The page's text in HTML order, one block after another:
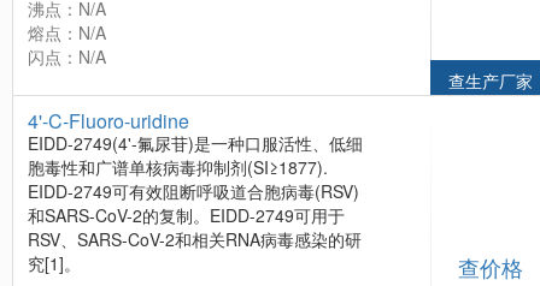
沸点：N/A
熔点：N/A
闪点：N/A
查生产厂家
4'-C-Fluoro-uridine
EIDD-2749(4'-氟尿苷)是一种口服活性、低细
胞毒性和广谱单核病毒抑制剂(SI≥1877).
EIDD-2749可有效阻断呼吸道合胞病毒(RSV)
和SARS-CoV-2的复制。EIDD-2749可用于
RSV、SARS-CoV-2和相关RNA病毒感染的研
究[1]。
查价格